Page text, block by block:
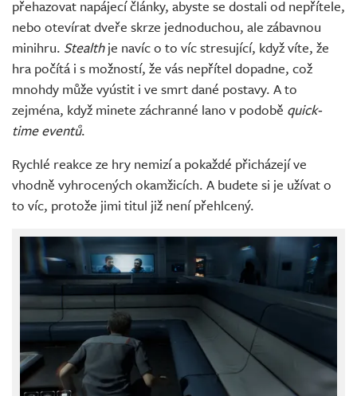
přehazovat napájecí články, abyste se dostali od nepřítele,
nebo otevírat dveře skrze jednoduchou, ale zábavnou
minihru. Stealthje navíc o to víc stresující, když víte, že
hra počítá i s možností, že vás nepřítel dopadne, což
mnohdy může vyústit i ve smrt dané postavy. A to
zejména, když minete záchranné lano v podobě quick-
time eventů.
Rychlé reakce ze hry nemizí a pokaždé přicházejí ve
vhodně vyhrocených okamžicích. A budete si je užívat o
to víc, protože jimi titul již není přehlcený.